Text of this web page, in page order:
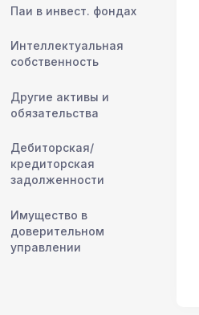
Паи в инвест. фондах
Интеллектуальная
собственность
Другие активы и
обязательства
Дебиторская/
кредиторская
задолженности
Имущество в
доверительном
управлении